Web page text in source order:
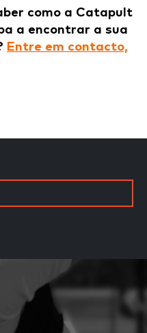
como a Catapult
a encontrar a sua
Entre em contacto,